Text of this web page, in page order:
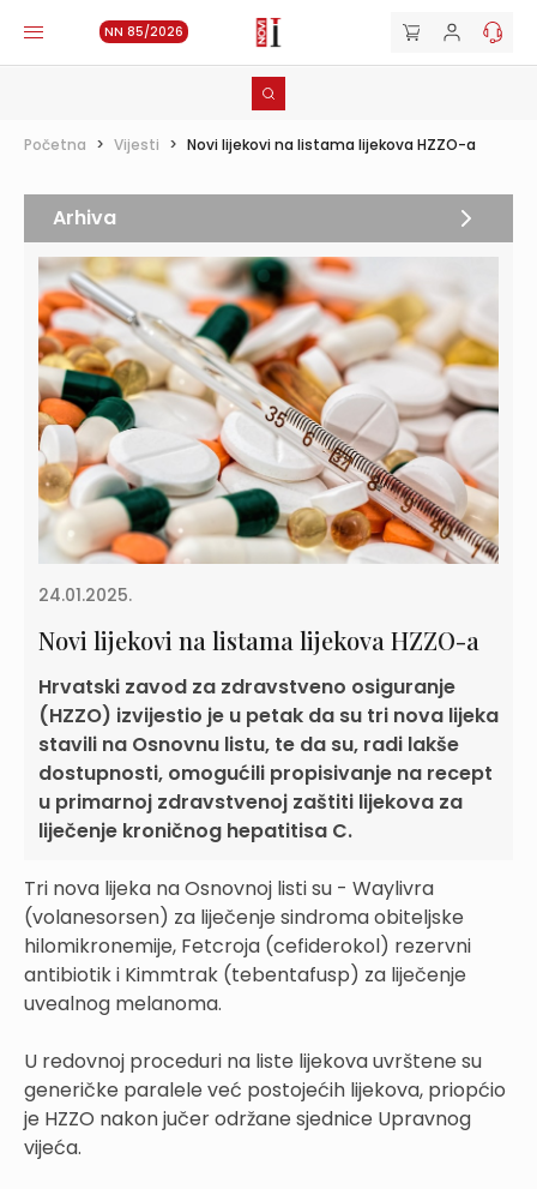
NN 85/2026
Početna > Vijesti > Novi lijekovi na listama lijekova HZZO-a
24.01.2025.
Novi lijekovi na listama lijekova HZZO-a
Hrvatski zavod za zdravstveno osiguranje
(HZZO) izvijestio je u petak da su tri nova lijeka
stavili na Osnovnu listu, te da su, radi lakše
dostupnosti, omogućili propisivanje na recept
u primarnoj zdravstvenoj zaštiti lijekova za
liječenje kroničnog hepatitisa C.
Tri nova lijeka na Osnovnoj listi su - Waylivra
(volanesorsen) za liječenje sindroma obiteljske
hilomikronemije, Fetcroja (cefiderokol) rezervni
antibiotik i Kimmtrak (tebentafusp) za liječenje
uvealnog melanoma.
U redovnoj proceduri na liste lijekova uvrštene su
generičke paralele već postojećih lijekova, priopćio
je HZZO nakon jučer održane sjednice Upravnog
vijeća.
Arhiva